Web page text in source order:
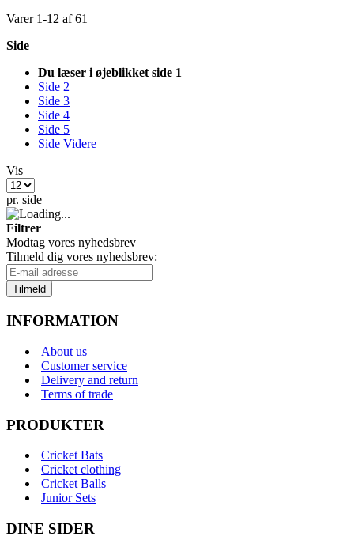
Varer 1-12 af61
Side
Du læser i øjeblikket side 1
Side 2
Side 3
Side 4
Side 5
Side Videre
Vis
pr. side
Filtrer
Modtag vores nyhedsbrev
Tilmeld dig vores nyhedsbrev:
Tilmeld
INFORMATION
About us
Customer service
Delivery and return
Terms of trade
PRODUKTER
Cricket Bats
Cricket clothing
Cricket Balls
Junior Sets
DINE SIDER